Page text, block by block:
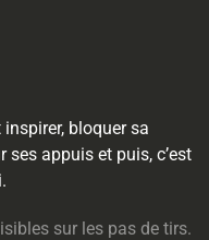
bloquer sa
ses appuis et puis, c’est
sur les pas de tirs.